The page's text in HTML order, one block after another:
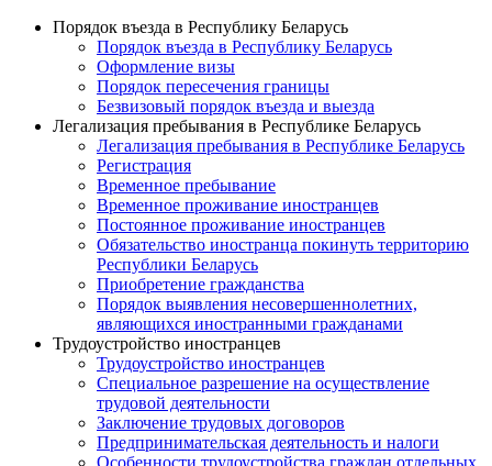
Порядок въезда в Республику Беларусь
Порядок въезда в Республику Беларусь
Оформление визы
Порядок пересечения границы
Безвизовый порядок въезда и выезда
Легализация пребывания в Республике Беларусь
Легализация пребывания в Республике Беларусь
Регистрация
Временное пребывание
Временное проживание иностранцев
Постоянное проживание иностранцев
Обязательство иностранца покинуть территорию
Республики Беларусь
Приобретение гражданства
Порядок выявления несовершеннолетних,
являющихся иностранными гражданами
Трудоустройство иностранцев
Трудоустройство иностранцев
Специальное разрешение на осуществление
трудовой деятельности
Заключение трудовых договоров
Предпринимательская деятельность и налоги
Особенности трудоустройства граждан отдельных